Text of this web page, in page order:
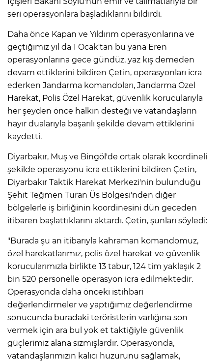
seri operasyonlara başladıklarını bildirdi.
Daha önce Kapan ve Yıldırım operasyonlarına ve
geçtiğimiz yıl da 1 Ocak'tan bu yana Eren
operasyonlarına gece gündüz, yaz kış demeden
devam ettiklerini bildiren Çetin, operasyonları icra
ederken Jandarma komandoları, Jandarma Özel
Harekat, Polis Özel Harekat, güvenlik korucularıyla
her şeyden önce halkın desteği ve vatandaşların
hayır dualarıyla başarılı şekilde devam ettiklerini
kaydetti.
Diyarbakır, Muş ve Bingöl'de ortak olarak koordineli
şekilde operasyonu icra ettiklerini bildiren Çetin,
Diyarbakır Taktik Harekat Merkezi'nin bulunduğu
Şehit Teğmen Turan Üs Bölgesi'nden diğer
bölgelerle iş birliğinin koordinesini dün geceden
itibaren başlattıklarını aktardı. Çetin, şunları söyledi:
"Burada şu an itibarıyla kahraman komandomuz,
özel harekatlarımız, polis özel harekat ve güvenlik
korucularımızla birlikte 13 tabur, 124 tim yaklaşık 2
bin 520 personelle operasyon icra edilmektedir.
Operasyonda daha önceki istihbari
değerlendirmeler ve yaptığımız değerlendirme
sonucunda buradaki teröristlerin varlığına son
vermek için ara bul yok et taktiğiyle güvenlik
güçlerimiz alana sızmışlardır. Operasyonda,
vatandaşlarımızın kalıcı huzurunu sağlamak,